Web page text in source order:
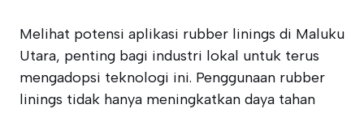
Melihat potensi aplikasi rubber linings di Maluku
Utara, penting bagi industri lokal untuk terus
mengadopsi teknologi ini. Penggunaan rubber
linings tidak hanya meningkatkan daya tahan